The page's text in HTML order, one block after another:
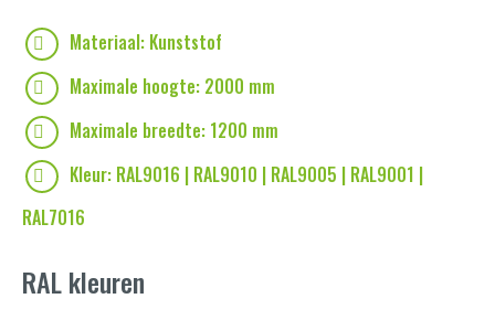
Materiaal: Kunststof
Maximale hoogte: 2000 mm
Maximale breedte: 1200 mm
Kleur: RAL9016 | RAL9010 | RAL9005 | RAL9001 |
RAL7016
RAL kleuren